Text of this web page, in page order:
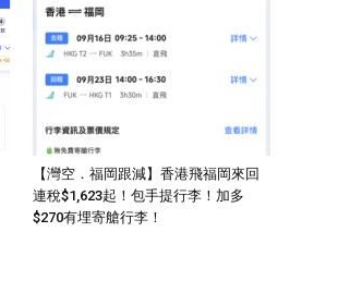
【灣空．福岡跟減】香港飛福岡來回
連稅$1,623起！包手提行李！加多
$270有埋寄艙行李！